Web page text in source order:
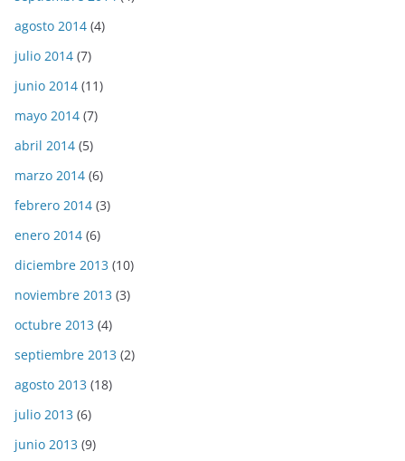
agosto 2014 (4)
julio 2014 (7)
junio 2014 (11)
mayo 2014 (7)
abril 2014 (5)
marzo 2014 (6)
febrero 2014 (3)
enero 2014 (6)
diciembre 2013 (10)
noviembre 2013 (3)
octubre 2013 (4)
septiembre 2013 (2)
agosto 2013 (18)
julio 2013 (6)
junio 2013 (9)